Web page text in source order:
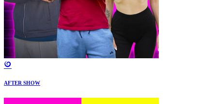
AFTER SHOW